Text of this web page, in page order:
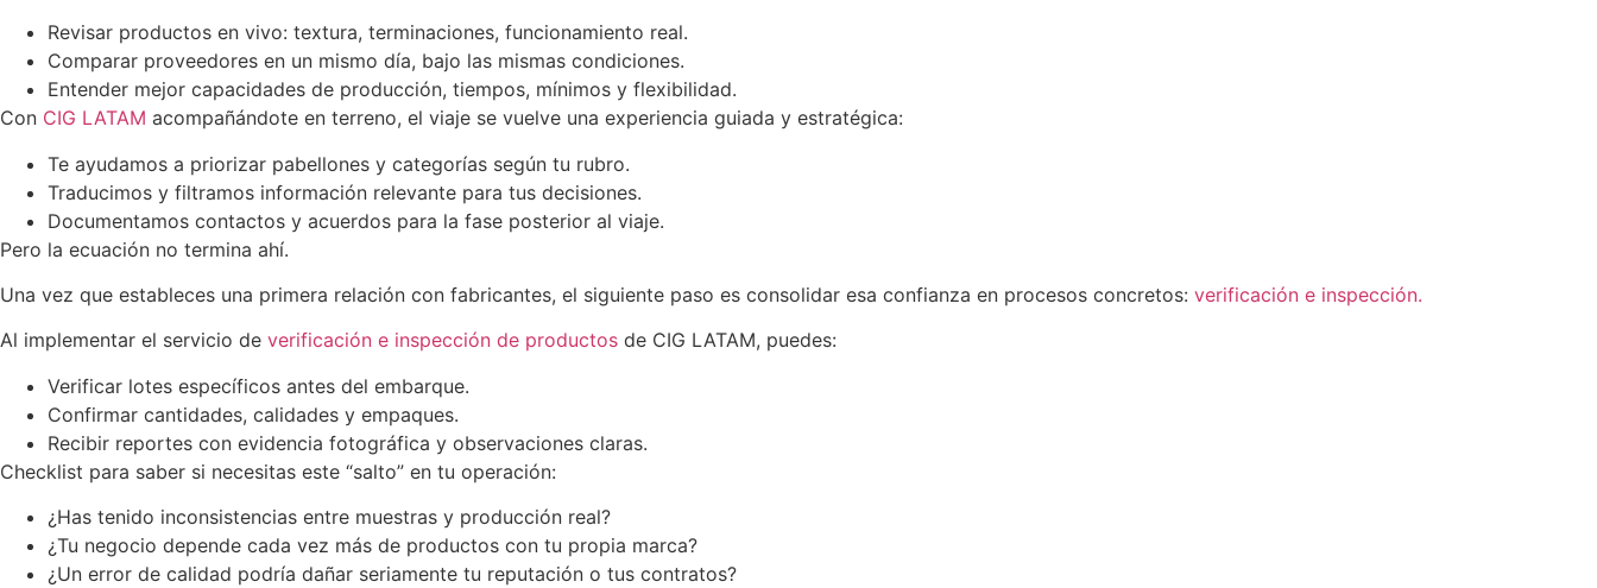
Revisar productos en vivo: textura, terminaciones, funcionamiento real.
Comparar proveedores en un mismo día, bajo las mismas condiciones.
Entender mejor capacidades de producción, tiempos, mínimos y flexibilidad.
Con CIG LATAM acompañándote en terreno, el viaje se vuelve una experiencia guiada y estratégica:
Te ayudamos a priorizar pabellones y categorías según tu rubro.
Traducimos y filtramos información relevante para tus decisiones.
Documentamos contactos y acuerdos para la fase posterior al viaje.
Pero la ecuación no termina ahí.
Una vez que estableces una primera relación con fabricantes, el siguiente paso es consolidar esa confianza en procesos concretos: verificación e inspección.
Al implementar el servicio de verificación e inspección de productos de CIG LATAM, puedes:
Verificar lotes específicos antes del embarque.
Confirmar cantidades, calidades y empaques.
Recibir reportes con evidencia fotográfica y observaciones claras.
Checklist para saber si necesitas este “salto” en tu operación:
¿Has tenido inconsistencias entre muestras y producción real?
¿Tu negocio depende cada vez más de productos con tu propia marca?
¿Un error de calidad podría dañar seriamente tu reputación o tus contratos?